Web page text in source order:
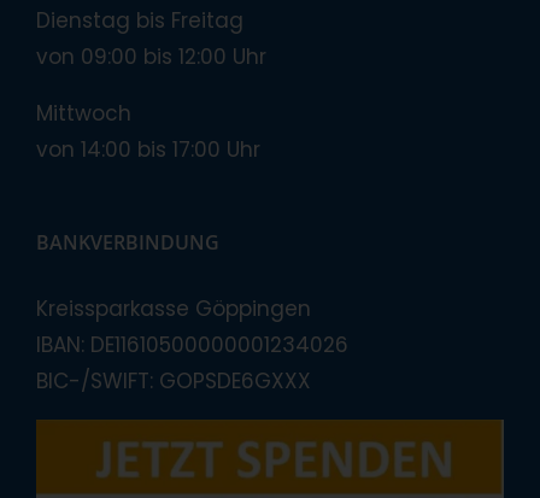
Dienstag bis Freitag
von 09:00 bis 12:00 Uhr
Mittwoch
von 14:00 bis 17:00 Uhr
BANKVERBINDUNG
Kreissparkasse Göppingen
IBAN: DE11610500000001234026
BIC-/SWIFT: GOPSDE6GXXX